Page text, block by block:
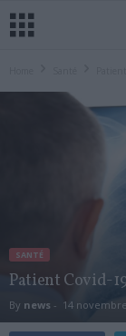
SANTÉ
Patient Covid-
By news - 14